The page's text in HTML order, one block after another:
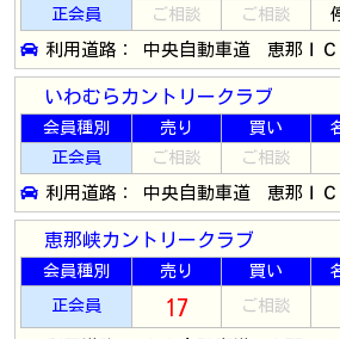
正会員
ご相談 ご相談
利用道路： 中央自動車道 恵那ＩＣ
いわむらカントリークラブ
会員種別 売り 買い
正会員
ご相談 ご相談
利用道路： 中央自動車道 恵那ＩＣ
恵那峡カントリークラブ
会員種別 売り 買い
正会員 17 ご相談